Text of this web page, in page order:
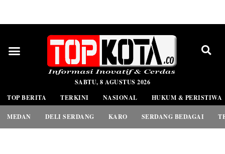
SABTU, 8 AGUSTUS 2026
TOP BERITA
TERKINI NASIONAL HUKUM & PERISTIWA
MEDAN DELI SERDANG KARO SERDANG BEDAGAI